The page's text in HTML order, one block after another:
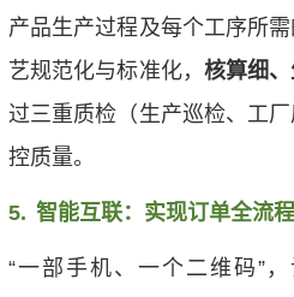
产品生产过程及每个工序所
艺规范化与标准化， 核算细
过三重质检（生产巡检、工
控质量。
5. 智能互联：实现订单全流
“一部手机、一个二维码”